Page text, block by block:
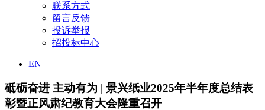
联系方式
留言反馈
投诉举报
招投标中心
EN
砥砺奋进 主动有为 | 景兴纸业2025年半年度总结表
彰暨正风肃纪教育大会隆重召开